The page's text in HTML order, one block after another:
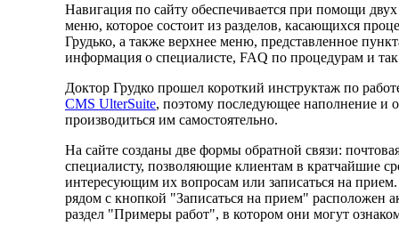
Навигация по сайту обеспечивается при помощи
меню, которое состоит из разделов, касающихся
Грудько, а также верхнее меню, представленное
информация о специалисте, FAQ по процедурам и так
Доктор Грудко прошел короткий инструктаж по
CMS UlterSuite, поэтому последующее наполнение и
производиться им самостоятельно.
На сайте созданы две формы обратной связи:
специалисту, позволяющие клиентам в кратчайшие
интересующим их вопросам или записаться на
рядом с кнопкой "Записаться на прием" расположен
раздел "Примеры работ", в котором они могут